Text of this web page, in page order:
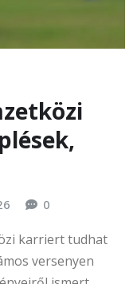
0
karriert tudhat
versenyen